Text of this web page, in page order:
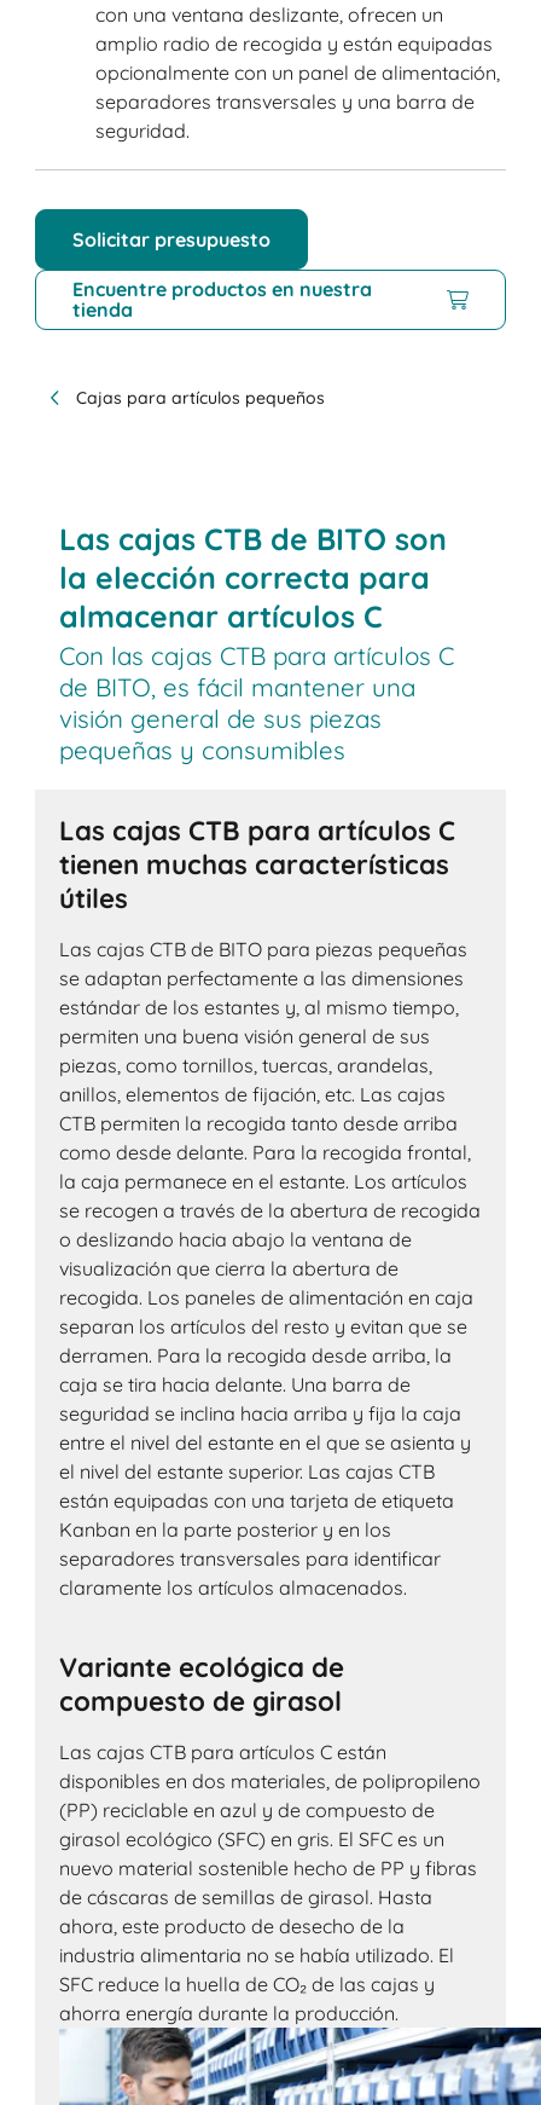
con una ventana deslizante, ofrecen un
amplio radio de recogida y están equipadas
opcionalmente con un panel de alimentación,
separadores transversales y una barra de
seguridad.
Solicitar presupuesto
Encuentre productos en nuestra
tienda
Cajas para artículos pequeños
Las cajas CTB de BITO son
la elección correcta para
almacenar artículos C
Con las cajas CTB para artículos C
de BITO, es fácil mantener una
visión general de sus piezas
pequeñas y consumibles
Las cajas CTB para artículos C
tienen muchas características
útiles
Las cajas CTB de BITO para piezas pequeñas
se adaptan perfectamente a las dimensiones
estándar de los estantes y, al mismo tiempo,
permiten una buena visión general de sus
piezas, como tornillos, tuercas, arandelas,
anillos, elementos de fijación, etc. Las cajas
CTB permiten la recogida tanto desde arriba
como desde delante. Para la recogida frontal,
la caja permanece en el estante. Los artículos
se recogen a través de la abertura de recogida
o deslizando hacia abajo la ventana de
visualización que cierra la abertura de
recogida. Los paneles de alimentación en caja
separan los artículos del resto y evitan que se
derramen. Para la recogida desde arriba, la
caja se tira hacia delante. Una barra de
seguridad se inclina hacia arriba y fija la caja
entre el nivel del estante en el que se asienta y
el nivel del estante superior. Las cajas CTB
están equipadas con una tarjeta de etiqueta
Kanban en la parte posterior y en los
separadores transversales para identificar
claramente los artículos almacenados.
Variante ecológica de
compuesto de girasol
Las cajas CTB para artículos C están
disponibles en dos materiales, de polipropileno
(PP) reciclable en azul y de compuesto de
girasol ecológico (SFC) en gris. El SFC es un
nuevo material sostenible hecho de PP y fibras
de cáscaras de semillas de girasol. Hasta
ahora, este producto de desecho de la
industria alimentaria no se había utilizado. El
SFC reduce la huella de CO₂ de las cajas y
ahorra energía durante la producción.